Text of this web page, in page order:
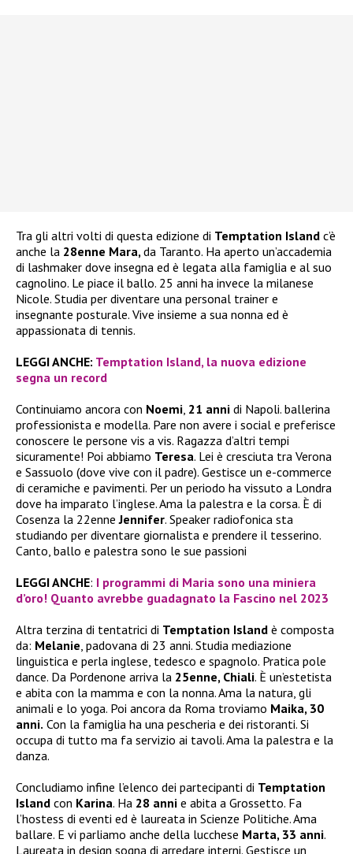
Tra gli altri volti di questa edizione di Temptation Island c’è
anche la 28enne Mara, da Taranto. Ha aperto un’accademia
di lashmaker dove insegna ed è legata alla famiglia e al suo
cagnolino. Le piace il ballo. 25 anni ha invece la milanese
Nicole. Studia per diventare una personal trainer e
insegnante posturale. Vive insieme a sua nonna ed è
appassionata di tennis.
LEGGI ANCHE: Temptation Island, la nuova edizione
segna un record
Continuiamo ancora con Noemi 21 anni di Napoli. ballerina
professionista e modella. Pare non avere i social e preferisce
conoscere le persone vis a vis. Ragazza d’altri tempi
sicuramente! Poi abbiamo Teresa. Lei è cresciuta tra Verona
e Sassuolo (dove vive con il padre). Gestisce un e-commerce
di ceramiche e pavimenti. Per un periodo ha vissuto a Londra
dove ha imparato l’inglese. Ama la palestra e la corsa. È di
Cosenza la 22enneJennifer. Speaker radiofonica sta
studiando per diventare giornalista e prendere il tesserino.
Canto, ballo e palestra sono le sue passioni
LEGGI ANCHE: I programmi di Maria sono una miniera
d’oro! Quanto avrebbe guadagnato la Fascino nel 2023
Altra terzina di tentatrici di Temptation Island è composta
da: Melanie , padovana di 23 anni. Studia mediazione
linguistica e perla inglese, tedesco e spagnolo. Pratica pole
dance. Da Pordenone arriva la 25enne, Chiali. È un’estetista
e abita con la mamma e con la nonna. Ama la natura, gli
animali e lo yoga. Poi ancora da Roma troviamo Maika, 30
anni. Con la famiglia ha una pescheria e dei ristoranti. Si
occupa di tutto ma fa servizio ai tavoli. Ama la palestra e la
danza.
Concludiamo infine l’elenco dei partecipanti di Temptation
Island con Karina. Ha 28 anni e abita a Grossetto. Fa
l’hostess di eventi ed è laureata in Scienze Politiche. Ama
ballare. E vi parliamo anche della lucchese Marta, 33 anni.
Laureata in design sogna di arredare interni. Gestisce un